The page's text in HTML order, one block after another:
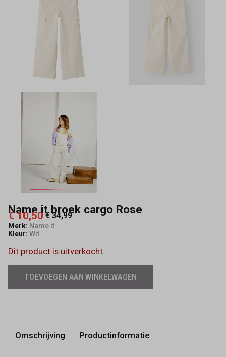
Rose
Keez&Co
Name it broek cargo Rose
€ 10,50 € 34,99
Merk: Name it
Kleur: Wit
Dit product is uitverkocht.
TOEVOEGEN AAN WINKELWAGEN
Omschrijving Productinformatie